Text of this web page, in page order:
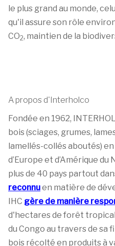
le plus grand au monde,
qu'il assure son rôle
CO2, maintien de la
A propos d'Interholco
Fondée en 1962,
bois (sciages, grumes,
lamellés-collés aboutés)
d’Europe et d’Amérique
plus de 40 pays partout
reconnuen matière de
IHC gère de manière
d'hectares de forêt
du Congo au travers de sa
bois récolté en produits à